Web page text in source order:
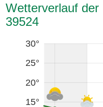
Wetterverlauf der
39524
15°
20°
25°
30°